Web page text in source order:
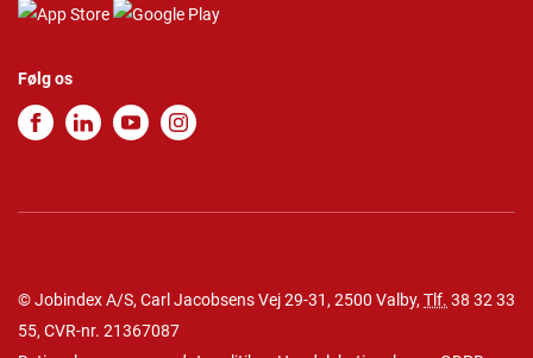
Følg os
© Jobindex A/S, Carl Jacobsens Vej 29-31, 2500 Valby, Tlf. 38 32 33
55, CVR-nr. 21367087